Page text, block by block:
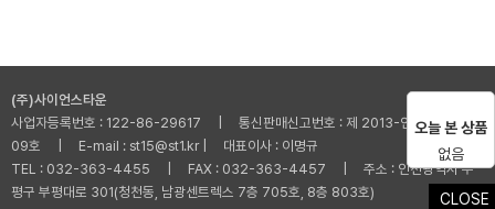
(주)사이언스타운
사업자등록번호 : 122-86-29617 | 통신판매신고번호 : 제 2013-인천부평-001
09호 | E-mail : st15@st1.kr | 대표이사 : 이명규
TEL : 032-363-4455 | FAX : 032-363-4457 | 주소 : 인천광역시 부
평구 부평대로 301(청천동, 남광센트렉스 7층 705호, 8층 803호)
CLOSE
오늘 본 상품
없음